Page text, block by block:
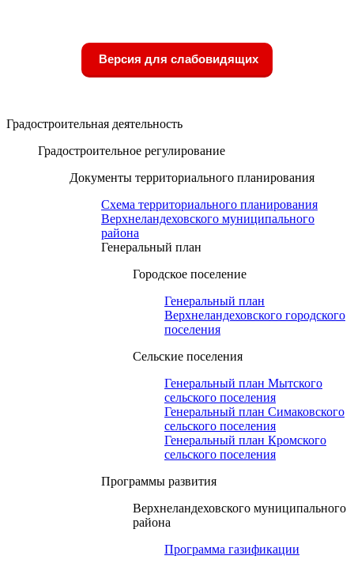
Версия для слабовидящих
Градостроительная деятельность
Градостроительное регулирование
Документы территориального планирования
Схема территориального планирования
Верхнеландеховского муниципального
района
Генеральный план
Городское поселение
Генеральный план
Верхнеландеховского городского
поселения
Сельские поселения
Генеральный план Мытского
сельского поселения
Генеральный план Симаковского
сельского поселения
Генеральный план Кромского
сельского поселения
Программы развития
Верхнеландеховского муниципального
района
Программа газификации